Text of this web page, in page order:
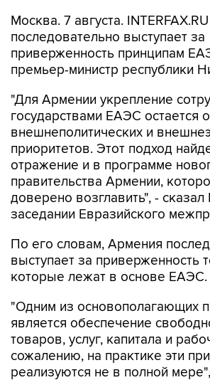
приверженность принципам
премьер-министр республики
"Для Армении укрепление
внешнеполитических и
приоритетов. Этот подход
отражение и в программе
правительства Армении,
доверено возглавить", - сказал
заседании Евразийского
По его словам, Армения
которые лежат в основе ЕАЭС.
"Одним из основополагающих
товаров, услуг, капитала и
сожалению, на практике эти
реализуются не в полной
Пашинян.